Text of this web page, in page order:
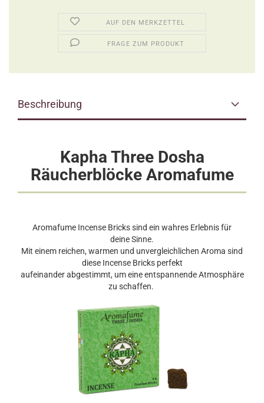
AUF DEN MERKZETTEL
FRAGE ZUM PRODUKT
Beschreibung
Kapha Three Dosha
Räucherblöcke Aromafume
Aromafume Incense Bricks sind ein wahres Erlebnis für
deine Sinne.
Mit einem reichen, warmen und unvergleichlichen Aroma sind
diese Incense Bricks perfekt
aufeinander abgestimmt, um eine entspannende Atmosphäre
zu schaffen.